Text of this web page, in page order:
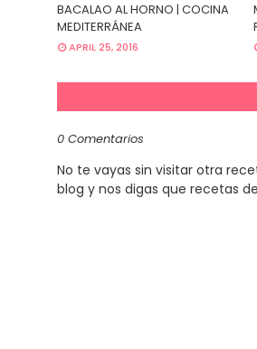
BACALAO AL HORNO | COCINA
MEDITERRÁNEA
APRIL 25, 2016
0 Comentarios
No te vayas sin visitar otra
blog y nos digas que recetas